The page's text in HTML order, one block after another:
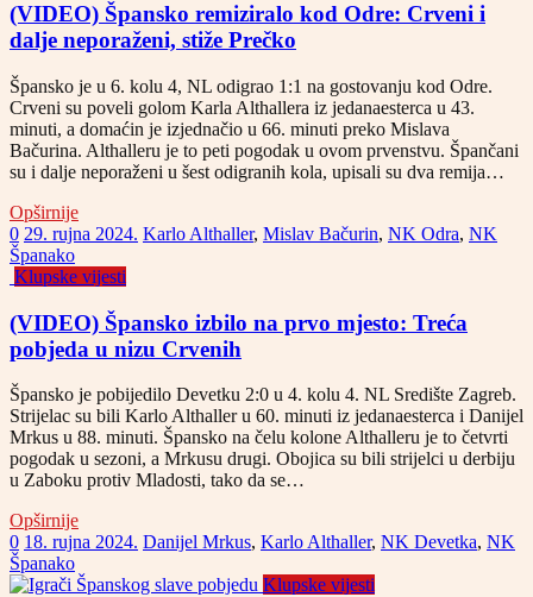
(VIDEO) Špansko remiziralo kod Odre: Crveni i
dalje neporaženi, stiže Prečko
Špansko je u 6. kolu 4, NL odigrao 1:1 na gostovanju kod Odre.
Crveni su poveli golom Karla Althallera iz jedanaesterca u 43.
minuti, a domaćin je izjednačio u 66. minuti preko Mislava
Bačurina. Althalleru je to peti pogodak u ovom prvenstvu. Špančani
su i dalje neporaženi u šest odigranih kola, upisali su dva remija…
Opširnije
0 29. rujna 2024. Karlo Althaller, Mislav Bačurin, NK Odra, NK
Španako
Klupske vijesti
(VIDEO) Špansko izbilo na prvo mjesto: Treća
pobjeda u nizu Crvenih
Špansko je pobijedilo Devetku 2:0 u 4. kolu 4. NL Središte Zagreb.
Strijelac su bili Karlo Althaller u 60. minuti iz jedanaesterca i Danijel
Mrkus u 88. minuti. Špansko na čelu kolone Althalleru je to četvrti
pogodak u sezoni, a Mrkusu drugi. Obojica su bili strijelci u derbiju
u Zaboku protiv Mladosti, tako da se…
Opširnije
0 18. rujna 2024. Danijel Mrkus, Karlo Althaller, NK Devetka, NK
Španako
Klupske vijesti